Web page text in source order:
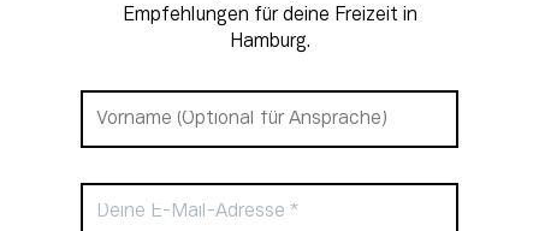
Empfehlungen für deine Freizeit in
Hamburg.